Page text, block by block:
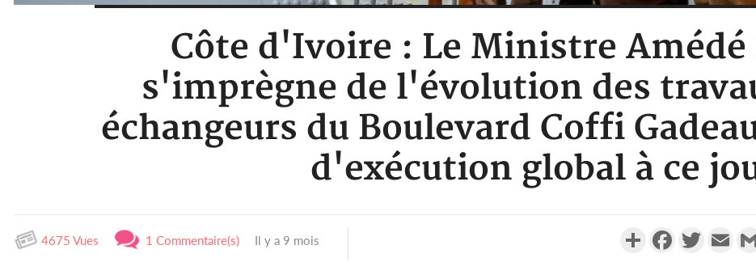
Côte d'Ivoire : Le Ministre Amédé
s'imprègne de l'évolution des
échangeurs du Boulevard Coffi
d'exécution global à ce
4675 Vues 1 Commentaire(s) Il y a 9 mois PartagerFacebookTwitter